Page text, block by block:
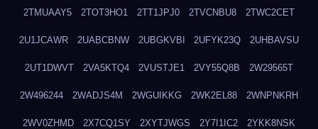
2TMUAAY5 2TOT3HO1 2TT1JPJ0 2TVCNBU8 2TWC2CET
2U1JCAWR 2UABCBNW 2UBGKVBI 2UFYK23Q 2UHBAVSU
2UT1DWVT 2VA5KTQ4 2VUSTJE1 2VY55Q8B 2W29565T
2W496244 2WADJS4M 2WGUIKKG 2WK2EL88 2WNPNKRH
2WV0ZHMD 2X7CQ1SY 2XYTJWGS 2Y7I1IC2 2YKK8NSK